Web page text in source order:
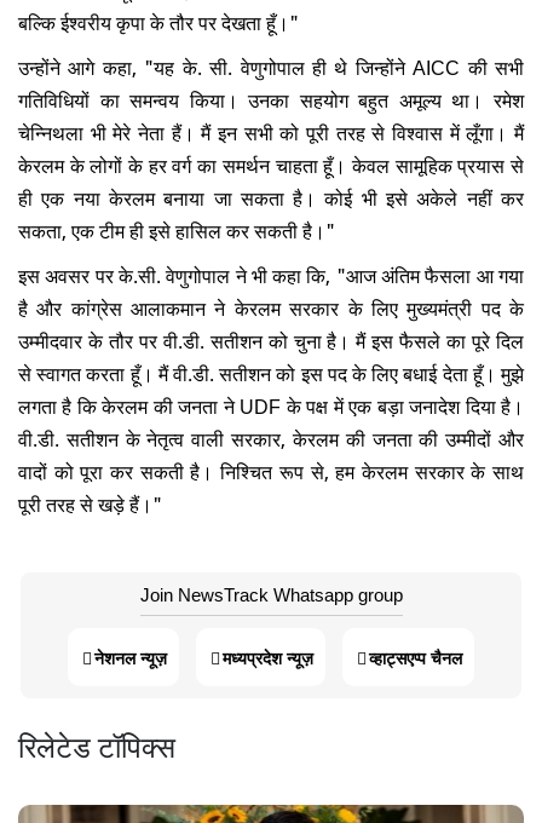
बल्कि ईश्वरीय कृपा के तौर पर देखता हूँ।"
उन्होंने आगे कहा, "यह के. सी. वेणुगोपाल ही थे जिन्होंने AICC की सभी
गतिविधियों का समन्वय किया। उनका सहयोग बहुत अमूल्य था। रमेश
चेन्निथला भी मेरे नेता हैं। मैं इन सभी को पूरी तरह से विश्वास में लूँगा। मैं
केरलम के लोगों के हर वर्ग का समर्थन चाहता हूँ। केवल सामूहिक प्रयास से
ही एक नया केरलम बनाया जा सकता है। कोई भी इसे अकेले नहीं कर
सकता, एक टीम ही इसे हासिल कर सकती है।"
इस अवसर पर के.सी. वेणुगोपाल ने भी कहा कि, "आज अंतिम फैसला आ गया
है और कांग्रेस आलाकमान ने केरलम सरकार के लिए मुख्यमंत्री पद के
उम्मीदवार के तौर पर वी.डी. सतीशन को चुना है। मैं इस फैसले का पूरे दिल
से स्वागत करता हूँ। मैं वी.डी. सतीशन को इस पद के लिए बधाई देता हूँ। मुझे
लगता है कि केरलम की जनता ने UDF के पक्ष में एक बड़ा जनादेश दिया है।
वी.डी. सतीशन के नेतृत्व वाली सरकार, केरलम की जनता की उम्मीदों और
वादों को पूरा कर सकती है। निश्चित रूप से, हम केरलम सरकार के साथ
पूरी तरह से खड़े हैं।"
Join NewsTrack Whatsapp group
नेशनल न्यूज़ मध्यप्रदेश न्यूज़ व्हाट्सएप्प चैनल
रिलेटेड टॉपिक्स